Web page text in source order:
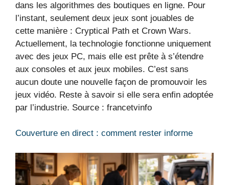
dans les algorithmes des boutiques en ligne. Pour
l’instant, seulement deux jeux sont jouables de
cette manière : Cryptical Path et Crown Wars.
Actuellement, la technologie fonctionne uniquement
avec des jeux PC, mais elle est prête à s’étendre
aux consoles et aux jeux mobiles. C’est sans
aucun doute une nouvelle façon de promouvoir les
jeux vidéo. Reste à savoir si elle sera enfin adoptée
par l’industrie. Source : francetvinfo
Couverture en direct : comment rester informe